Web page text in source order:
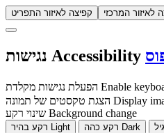
קפיצה לאיזור התפריט לאיזור המרכזי
Accessibility
Enable
Display
Background change
Light Dark